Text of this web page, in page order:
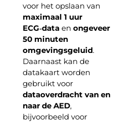
voor het opslaan van
maximaal 1 uur
ECG‑data en ongeveer
50 minuten
omgevingsgeluid.
Daarnaast kan de
datakaart worden
gebruikt voor
dataoverdracht van en
naar de AED,
bijvoorbeeld voor